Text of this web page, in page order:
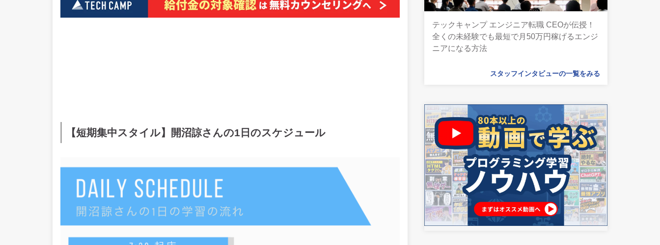
【短期集中スタイル】開沼諒さんの1日のスケジュール
テックキャンプ エンジニア転職 CEOが伝授！
全くの未経験でも最短で月50万円稼げるエンジ
ニアになる方法
スタッフインタビューの一覧をみる